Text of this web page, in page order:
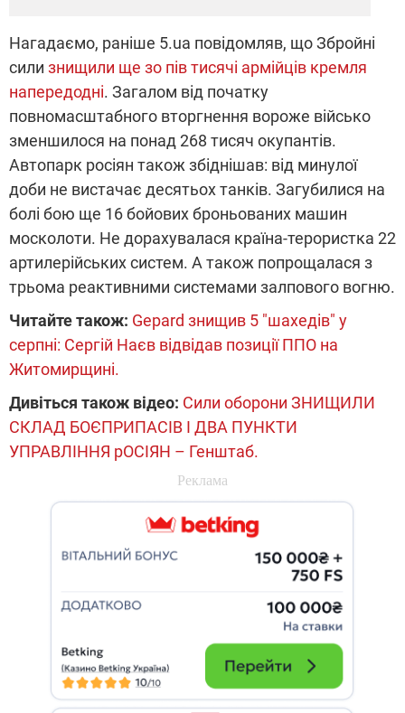
Нагадаємо, раніше 5.ua повідомляв, що Збройні
сили знищили ще зо пів тисячі армійців кремля
напередодні. Загалом від початку
повномасштабного вторгнення вороже військо
зменшилося на понад 268 тисяч окупантів.
Автопарк росіян також збіднішав: від минулої
доби не вистачає десятьох танків. Загубилися на
болі бою ще 16 бойових броньованих машин
москолоти. Не дорахувалася країна-терористка 22
артилерійських систем. А також попрощалася з
трьома реактивними системами залпового вогню.
Читайте також: Gepard знищив 5 "шахедів" у
серпні: Сергій Наєв відвідав позиції ППО на
Житомирщині.
Дивіться також відео: Сили оборони ЗНИЩИЛИ
СКЛАД БОЄПРИПАСІВ І ДВА ПУНКТИ
УПРАВЛІННЯ рОСІЯН – Генштаб.